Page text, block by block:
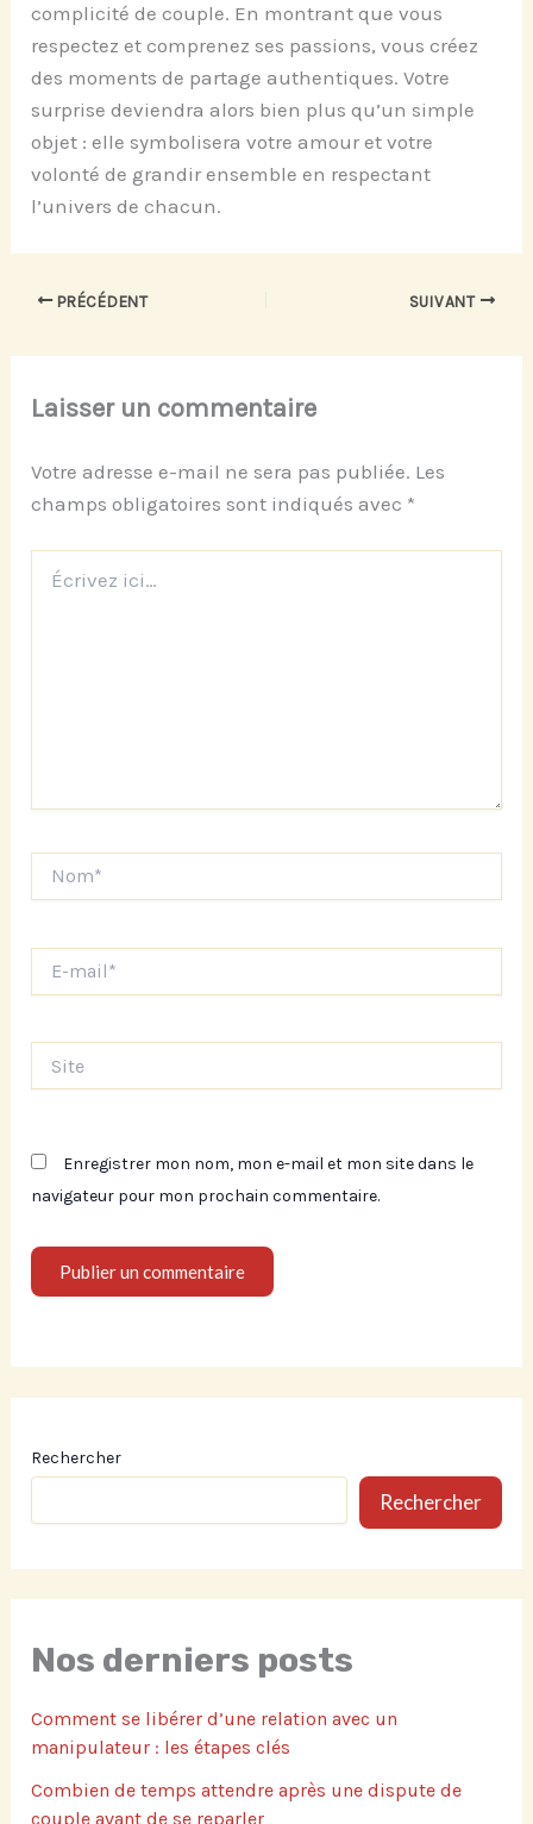
complicité de couple. En montrant que vous
respectez et comprenez ses passions, vous créez
des moments de partage authentiques. Votre
surprise deviendra alors bien plus qu’un simple
objet : elle symbolisera votre amour et votre
volonté de grandir ensemble en respectant
l’univers de chacun.
PRÉCÉDENT SUIVANT
Laisser un commentaire
Votre adresse e-mail ne sera pas publiée. Les
champs obligatoires sont indiqués avec *
ici…
mail*
Enregistrer mon nom, mon e-mail et mon site dans le
navigateur pour mon prochain commentaire.
Rechercher
Rechercher
Nos derniers posts
Comment se libérer d’une relation avec un
manipulateur : les étapes clés
Combien de temps attendre après une dispute de
couple avant de se reparler